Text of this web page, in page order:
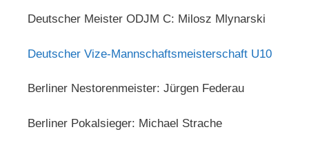
Deutscher Meister ODJM C: Milosz Mlynarski
Deutscher Vize-Mannschaftsmeisterschaft U10
Berliner Nestorenmeister: Jürgen Federau
Berliner Pokalsieger: Michael Strache